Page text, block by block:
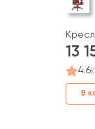
13
4.6
В